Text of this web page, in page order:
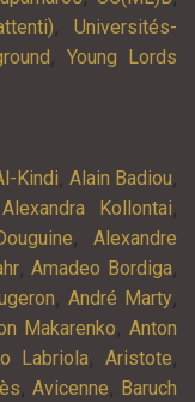
,Universités-
,Young Lords
Kindi, Alain Badiou,
Alexandra Kollontai,
, Alexandre
,Amadeo Bordiga,
, André Marty,
Makarenko, Anton
Labriola,Aristote,
, Avicenne, Baruch